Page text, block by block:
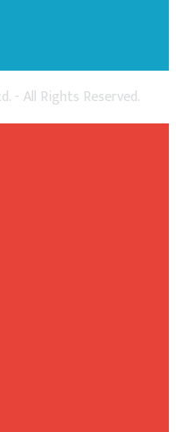
- All Rights Reserved.